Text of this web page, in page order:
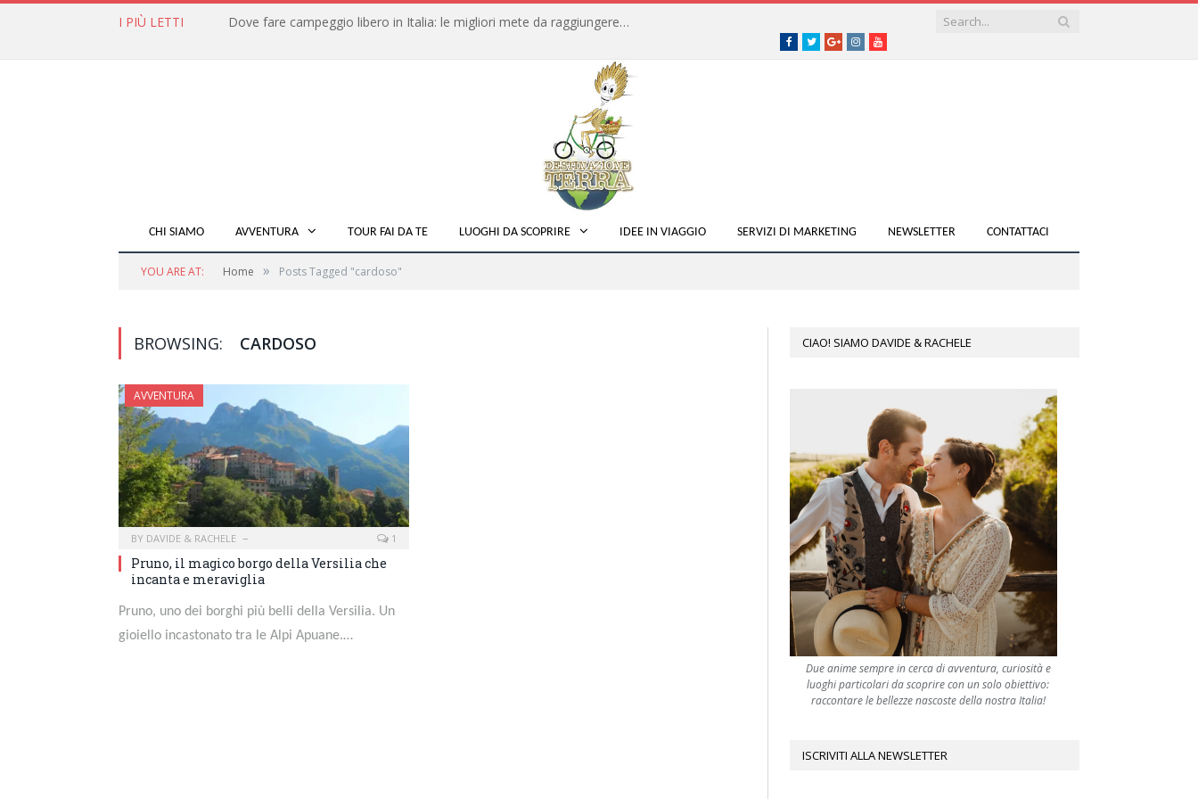
I PIÙ LETTI Dove fare campeggio libero in Italia: le migliori mete da raggiungere in traghetto
Facebook
TwitterGoogle+instagramyoutube
CHI SIAMO AVVENTURA TOUR FAI DA TE LUOGHI DA SCOPRIRE IDEE IN VIAGGIO SERVIZI DI MARKETING NEWSLETTER CONTATTACI
YOU ARE AT: Home » Posts Tagged "cardoso"
BROWSING: CARDOSO
AVVENTURA
BY DAVIDE & RACHELE 1
Pruno, il magico borgo della Versilia che
incanta e meraviglia
Pruno, uno dei borghi più belli della Versilia. Un
gioiello incastonato tra le Alpi Apuane.…
CIAO! SIAMO DAVIDE & RACHELE
Due anime sempre in cerca di avventura, curiosità e
luoghi particolari da scoprire con un solo obiettivo:
raccontare le bellezze nascoste della nostra Italia!
ISCRIVITI ALLA NEWSLETTER